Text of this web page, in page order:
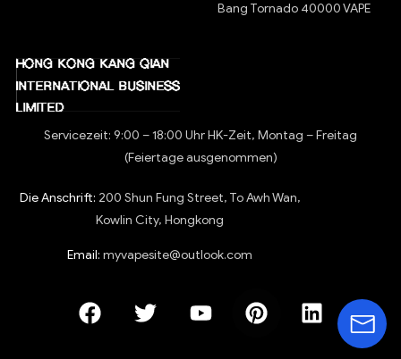
Bang Tornado 40000 VAPE
Servicezeit: 9:00 – 18:00 Uhr HK-Zeit, Montag – Freitag
(Feiertage ausgenommen)
Die Anschrift: 200 Shun Fung Street, To Awh Wan,
Kowlin City, Hongkong
Email: myvapesite@outlook.com